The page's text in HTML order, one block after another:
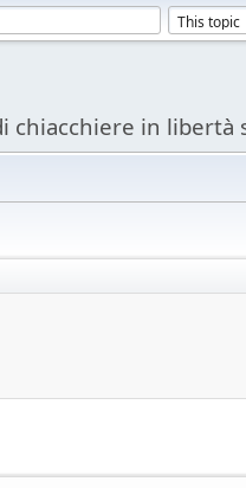
chiacchiere in